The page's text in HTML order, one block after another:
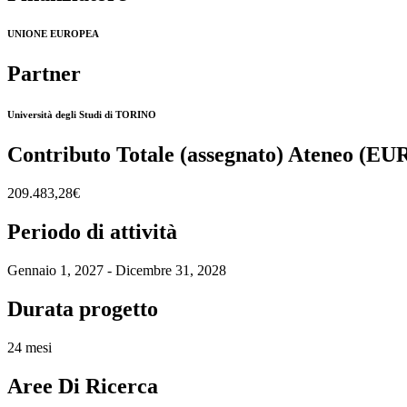
UNIONE EUROPEA
Partner
Università degli Studi di TORINO
Contributo Totale (assegnato) Ateneo
209.483,28€
Periodo di attività
Gennaio 1, 2027 - Dicembre 31, 2028
Durata progetto
24 mesi
Aree Di Ricerca